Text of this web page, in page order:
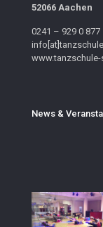
52066 Aachen
0241 – 929 0 877
News &